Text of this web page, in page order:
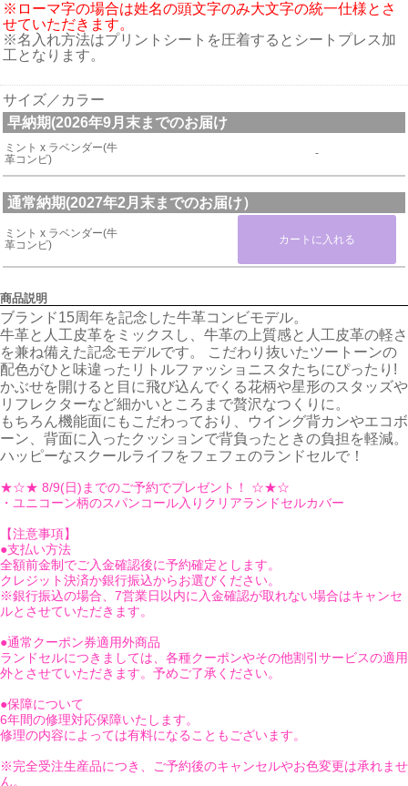
※ローマ字の場合は姓名の頭文字のみ大文字の統一仕様とさ
せていただきます。
※名入れ方法はプリントシートを圧着するとシートプレス加
工となります。
サイズ／カラー
早納期(2026年9月末までのお届け
ミント x ラベンダー(牛
革コンビ)
-
通常納期(2027年2月末までのお届け）
ミント x ラベンダー(牛
革コンビ)
商品説明
ブランド15周年を記念した牛革コンビモデル。
牛革と人工皮革をミックスし、牛革の上質感と人工皮革の軽さ
を兼ね備えた記念モデルです。 こだわり抜いたツートーンの
配色がひと味違ったリトルファッショニスタたちにぴったり!
かぶせを開けると目に飛び込んでくる花柄や星形のスタッズや
リフレクターなど細かいところまで贅沢なつくりに。
もちろん機能面にもこだわっており、ウイング背カンやエコボ
ーン、背面に入ったクッションで背負ったときの負担を軽減。
ハッピーなスクールライフをフェフェのランドセルで！
★☆★ 8/9(日)までのご予約でプレゼント！ ☆★☆
・ユニコーン柄のスパンコール入りクリアランドセルカバー
【注意事項】
●支払い方法
全額前金制でご入金確認後に予約確定とします。
クレジット決済か銀行振込からお選びください。
※銀行振込の場合、7営業日以内に入金確認が取れない場合はキャンセ
ルとさせていただきます。
●通常クーポン券適用外商品
ランドセルにつきましては、各種クーポンやその他割引サービスの適用
外とさせていただきます。予めご了承ください。
●保障について
6年間の修理対応保障いたします。
修理の内容によっては有料になることもございます。
※完全受注生産品につき、ご予約後のキャンセルやお色変更は承れませ
ん。